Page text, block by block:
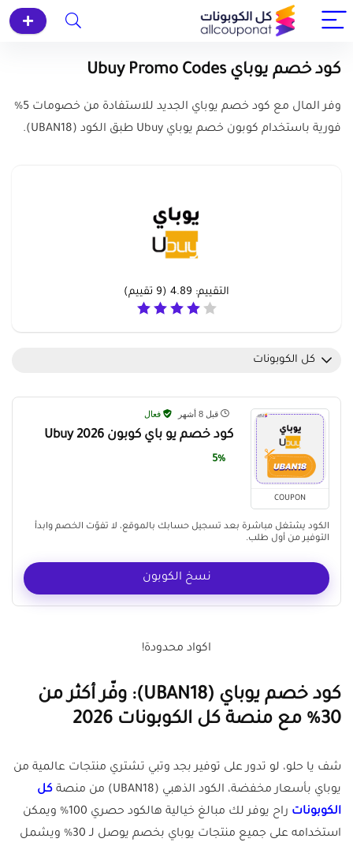
كود خصم يوباي Ubuy Promo Codes
وفر المال مع كود خصم يوباي الجديد للاستفادة من خصومات 5%
فورية باستخدام كوبون خصم يوباي Ubuy طبق الكود (UBAN18).
التقييم: 4.89
(
9 تقييم)
كل الكوبونات
COUPON
قبل 8 أشهر فعال
كود خصم يو باي كوبون Ubuy 2026
5%
الكود يشتغل مباشرة بعد تسجيل حسابك بالموقع، لا تفوّت الخصم وابدأ
التوفير من أول طلب.
نسخ الكوبون
اكواد محدودة!
كود خصم يوباي (UBAN18): وفّر أكثر من
30% مع منصة كل الكوبونات 2026
شف يا حلو، لو تدور على توفير بجد وتبي تشتري منتجات عالمية من
يوباي بأسعار مخفضة، الكود الذهبي (UBAN18) من منصة
كل
الكوبونات
راح يوفر لك مبالغ خيالية هالكود حصري 100% ويمكن
استخدامه على جميع منتجات يوباي بخصم يوصل لـ 30% ويشمل